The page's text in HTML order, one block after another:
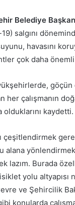
r
m
Belediye
salgını
havasını
çok daha
göçün
her çalışmanın
kaydetti.
çeşitlendirmek
alana
lazım. Burada
yolu
ve Şehircilik
konularda